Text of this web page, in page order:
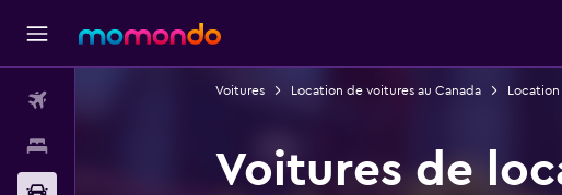
Voitures Location de voitures au Canada Location
Voitures de